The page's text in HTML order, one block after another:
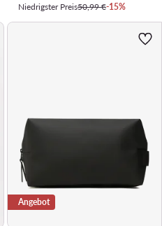
Niedrigster Preis50,99 €-15%
Angebot